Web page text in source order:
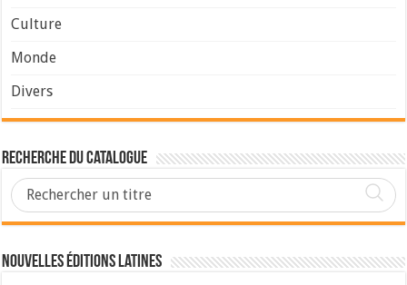
Culture
Monde
Divers
Recherche du Catalogue
Nouvelles Éditions Latines